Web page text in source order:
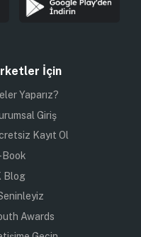
İçin
Yaparız?
Giriş
Kayıt Ol
Book
Blog
Awards